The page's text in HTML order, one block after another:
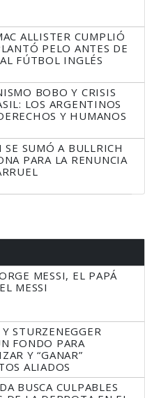
ALLISTER CUMPLIÓ
PELO ANTES DE
FÚTBOL INGLÉS
BOBO Y CRISIS
LOS ARGENTINOS
Y HUMANOS
SE SUMÓ A BULLRICH
PARA LA RENUNCIA
MESSI, EL PAPÁ
MESSI
STURZENEGGER
FONDO PARA
Y “GANAR”
ALIADOS
BUSCA CULPABLES